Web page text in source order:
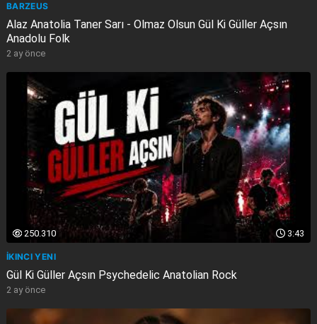
BARZEUS
Alaz Anatolia Taner Sarı - Olmaz Olsun Gül Ki Güller Açsın
Anadolu Folk
2 ay önce
3:43
250.310
İKINCI YENI
Gül Ki Güller Açsın Psychedelic Anatolian Rock
2 ay önce